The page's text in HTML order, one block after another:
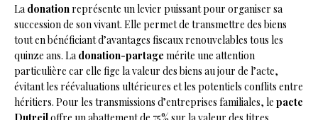
La donationreprésente un levier puissant pour organiser sa
succession de son vivant. Elle permet de transmettre des biens
tout en bénéficiant d’avantages fiscaux renouvelables tous les
quinze ans. La donation-partage mérite une attention
particulière car elle fige la valeur des biens au jour de l’acte,
évitant les réévaluations ultérieures et les potentiels conflits entre
héritiers. Pour les transmissions d’entreprises familiales, le pacte
Dutreiloffre un abattement de 75% sur la valeur des titres